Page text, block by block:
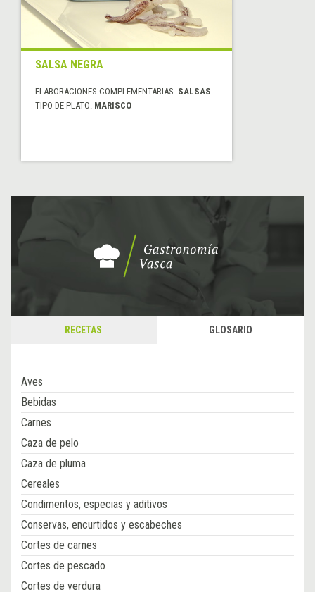
SALSA NEGRA
ELABORACIONES COMPLEMENTARIAS: SALSAS
TIPO DE PLATO: MARISCO
RECETAS GLOSARIO
Aves
Bebidas
Carnes
Caza de pelo
Caza de pluma
Cereales
Condimentos, especias y aditivos
Conservas, encurtidos y escabeches
Cortes de carnes
Cortes de pescado
Cortes de verdura